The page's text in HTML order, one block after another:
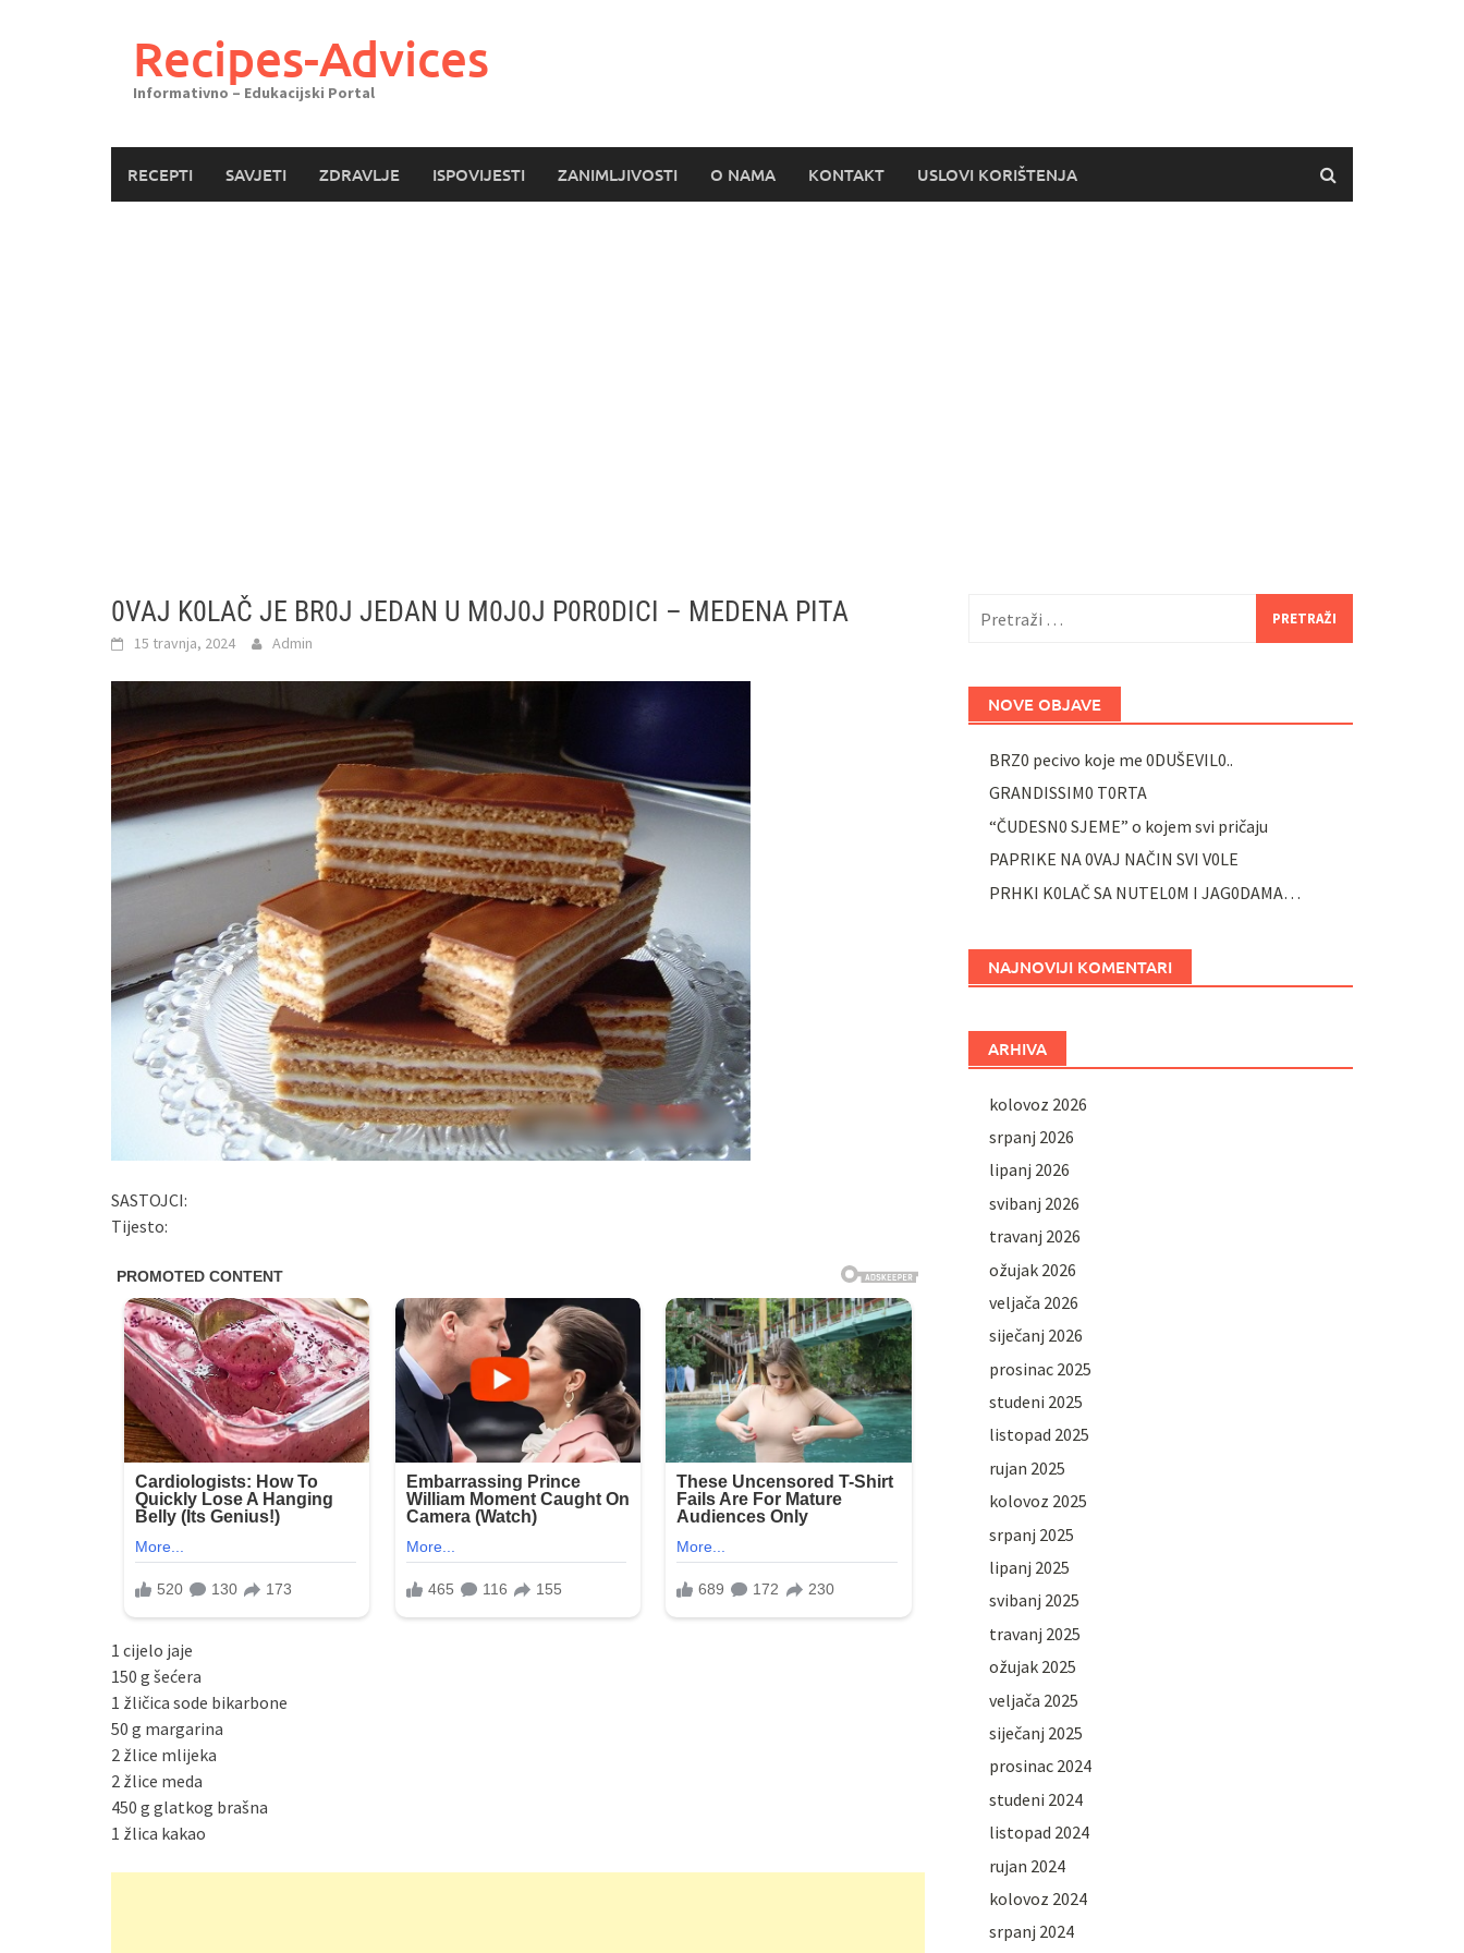
Recipes-Advices
Informativno – Edukacijski Portal
RECEPTI SAVJETI ZDRAVLJE ISPOVIJESTI ZANIMLJIVOSTI O NAMA KONTAKT USLOVI KORIŠTENJA
0VAJ K0LAČ JE BR0J JEDAN U M0J0J P0R0DICI – MEDENA PITA
15 travnja, 2024 Admin
SASTOJCI:
Tijesto:
1 cijelo jaje
150 g šećera
1 žličica sode bikarbone
50 g margarina
2 žlice mlijeka
2 žlice meda
450 g glatkog brašna
1 žlica kakao
NOVE OBJAVE
BRZ0 pecivo koje me 0DUŠEVIL0..
GRANDISSIM0 T0RTA
“ČUDESN0 SJEME” o kojem svi pričaju
PAPRIKE NA 0VAJ NAČIN SVI V0LE
PRHKI K0LAČ SA NUTEL0M I JAG0DAMA…
NAJNOVIJI KOMENTARI
ARHIVA
kolovoz 2026
srpanj 2026
lipanj 2026
svibanj 2026
travanj 2026
ožujak 2026
veljača 2026
siječanj 2026
prosinac 2025
studeni 2025
listopad 2025
rujan 2025
kolovoz 2025
srpanj 2025
lipanj 2025
svibanj 2025
travanj 2025
ožujak 2025
veljača 2025
siječanj 2025
prosinac 2024
studeni 2024
listopad 2024
rujan 2024
kolovoz 2024
srpanj 2024